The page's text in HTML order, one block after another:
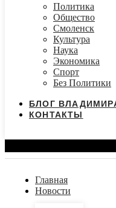
Политика
Общество
Смоленск
Культура
Наука
Экономика
Спорт
Без Политики
БЛОГ
КОНТАКТЫ
Главная
Новости